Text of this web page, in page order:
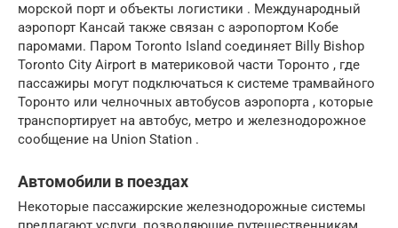
морской порт и объекты логистики . Международный
аэропорт Кансай также связан с аэропортом Кобе
паромами. Паром Toronto Island соединяет Billy Bishop
Toronto City Airport в материковой части Торонто , где
пассажиры могут подключаться к системе трамвайного
Торонто или челночных автобусов аэропорта , которые
транспортирует на автобус, метро и железнодорожное
сообщение на Union Station .
Автомобили в поездах
Некоторые пассажирские железнодорожные системы